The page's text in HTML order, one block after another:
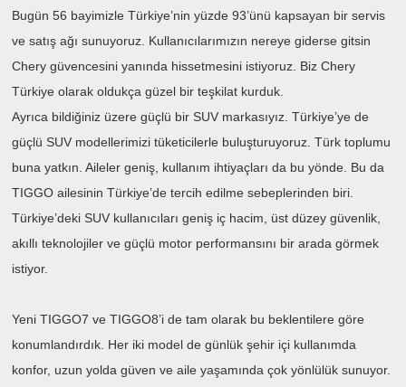
Bugün 56 bayimizle Türkiye’nin yüzde 93’ünü kapsayan bir servis
ve satış ağı sunuyoruz. Kullanıcılarımızın nereye giderse gitsin
Chery güvencesini yanında hissetmesini istiyoruz. Biz Chery
Türkiye olarak oldukça güzel bir teşkilat kurduk.
Ayrıca bildiğiniz üzere güçlü bir SUV markasıyız. Türkiye’ye de
güçlü SUV modellerimizi tüketicilerle buluşturuyoruz. Türk toplumu
buna yatkın. Aileler geniş, kullanım ihtiyaçları da bu yönde. Bu da
TIGGO ailesinin Türkiye’de tercih edilme sebeplerinden biri.
Türkiye’deki SUV kullanıcıları geniş iç hacim, üst düzey güvenlik,
akıllı teknolojiler ve güçlü motor performansını bir arada görmek
istiyor.
Yeni TIGGO7 ve TIGGO8’i de tam olarak bu beklentilere göre
konumlandırdık. Her iki model de günlük şehir içi kullanımda
konfor, uzun yolda güven ve aile yaşamında çok yönlülük sunuyor.